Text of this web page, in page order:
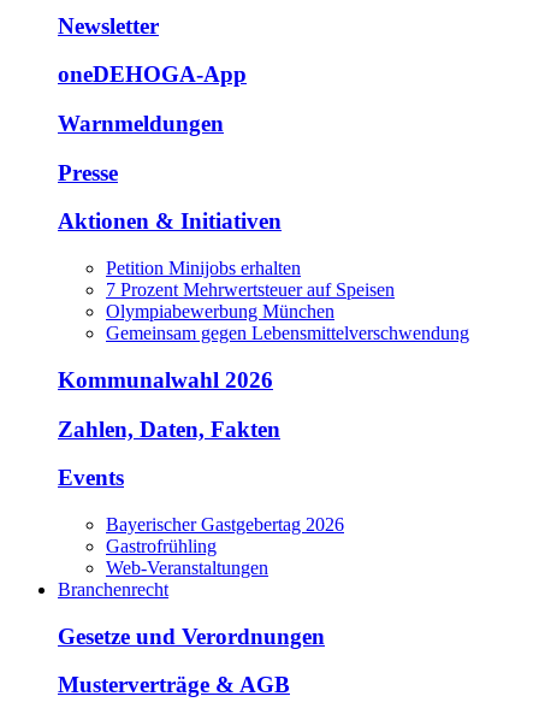
Newsletter
oneDEHOGA-App
Warnmeldungen
Presse
Aktionen & Initiativen
Petition Minijobs erhalten
7 Prozent Mehrwertsteuer auf Speisen
Olympiabewerbung München
Gemeinsam gegen Lebensmittelverschwendung
Kommunalwahl 2026
Zahlen, Daten, Fakten
Events
Bayerischer Gastgebertag 2026
Gastrofrühling
Web-Veranstaltungen
Branchenrecht
Gesetze und Verordnungen
Musterverträge & AGB